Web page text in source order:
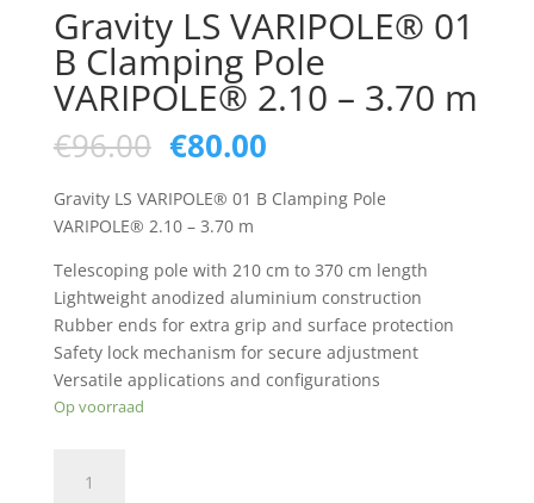
Gravity LS VARIPOLE® 01
B Clamping Pole
VARIPOLE® 2.10 – 3.70 m
€96.00 Oorspronkelijke
prijs
was:
€96.00.
€80.00Huidige
is:
Gravity LS VARIPOLE® 01 B Clamping Pole
VARIPOLE® 2.10 – 3.70 m
Telescoping pole with 210 cm to 370 cm length
Lightweight anodized aluminium construction
Rubber ends for extra grip and surface protection
Safety lock mechanism for secure adjustment
Versatile applications and configurations
Op voorraad